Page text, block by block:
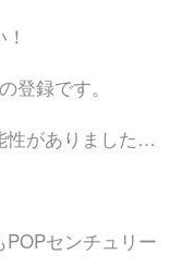
登録です。
性がありました…
センチュリー